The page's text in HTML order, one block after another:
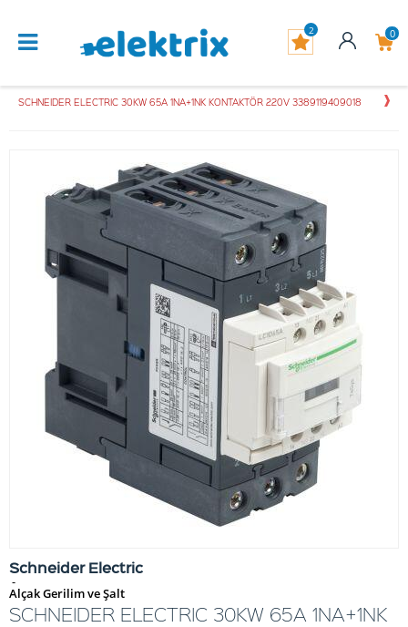
0
2
SCHNEIDER ELECTRIC 30KW 65A 1NA+1NK KONTAKTÖR 220V 3389119409018
Schneider Electric
-
Alçak Gerilim ve Şalt
SCHNEIDER ELECTRIC 30KW 65A 1NA+1NK